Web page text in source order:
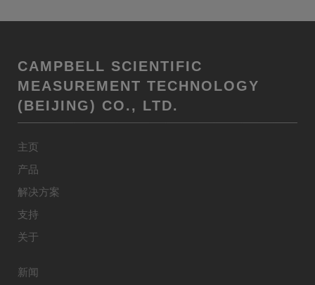
CAMPBELL SCIENTIFIC
MEASUREMENT TECHNOLOGY
(BEIJING) CO., LTD.
主页
产品
解决方案
支持
关于
新闻